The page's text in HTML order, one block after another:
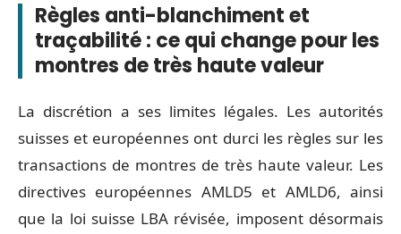
Règles anti-blanchiment et
traçabilité : ce qui change pour les
montres de très haute valeur
La discrétion a ses limites légales. Les autorités
suisses et européennes ont durci les règles sur les
transactions de montres de très haute valeur. Les
directives européennes AMLD5 et AMLD6, ainsi
que la loi suisse LBA révisée, imposent désormais